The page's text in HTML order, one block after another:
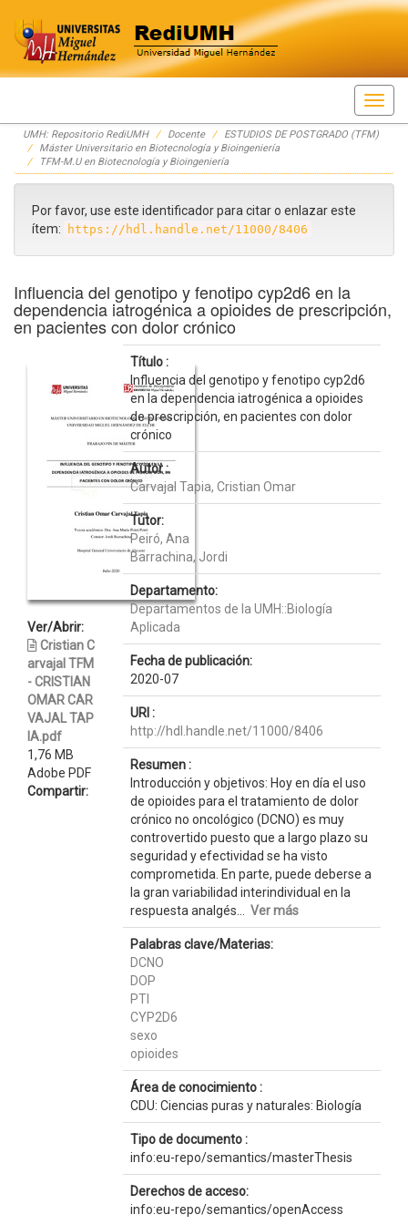
Skip
navigation
UMH: Repositorio RediUMH Docente
ESTUDIOS DE POSTGRADO (TFM)
Máster Universitario en Biotecnología y Bioingeniería
TFM-M.U en Biotecnología y Bioingeniería
Por favor, use este identificador para citar o enlazar este
ítem:
https://hdl.handle.net/11000/8406
Influencia del genotipo y fenotipo cyp2d6 en la
dependencia iatrogénica a opioides de prescripción,
en pacientes con dolor crónico
Ver/Abrir:
Cristian C
arvajal TFM
- CRISTIAN
OMAR CAR
VAJAL TAP
IA.pdf
1,76 MB
Adobe PDF
Compartir:
Título :
Influencia del genotipo y fenotipo cyp2d6
en la dependencia iatrogénica a opioides
de prescripción, en pacientes con dolor
crónico
Autor :
Carvajal Tapia, Cristian Omar
Tutor:
Peiró, Ana
Barrachina, Jordi
Departamento:
Departamentos de la UMH::Biología
Aplicada
Fecha de publicación:
2020-07
URI :
http://hdl.handle.net/11000/8406
Resumen :
Introducción y objetivos: Hoy en día el uso
de opioides para el tratamiento de dolor
crónico no oncológico (DCNO) es muy
controvertido puesto que a largo plazo su
seguridad y efectividad se ha visto
comprometida. En parte, puede deberse a
la gran variabilidad interindividual en la
respuesta analgés... Ver más
Palabras clave/Materias:
DCNO
DOP
PTI
CYP2D6
sexo
opioides
Área de conocimiento :
CDU: Ciencias puras y naturales: Biología
Tipo de documento :
info:eu-repo/semantics/masterThesis
Derechos de acceso:
info:eu-repo/semantics/openAccess